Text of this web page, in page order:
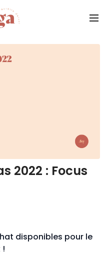
2022 : Focus
disponibles pour le
!